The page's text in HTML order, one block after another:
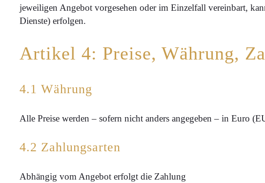
jeweiligen Angebot vorgesehen oder im Einzelfall vereinbart,
Dienste) erfolgen.
Artikel 4: Preise, Währung,
4.1 Währung
Alle Preise werden – sofern nicht anders angegeben – in Euro
4.2 Zahlungsarten
Abhängig vom Angebot erfolgt die Zahlung